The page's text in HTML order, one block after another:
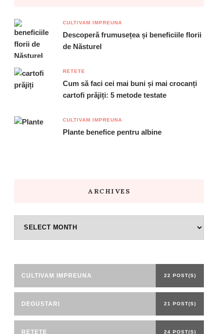
CULTIVAM IMPREUNA
Descoperă frumusețea și beneficiile florii
de Năsturel
RETETE
Cum să faci cei mai buni și mai crocanți
cartofi prăjiți: 5 metode testate
CULTIVAM IMPREUNA
Plante benefice pentru albine
ARCHIVES
CULTIVAM IMPREUNA 22 POST(S)
DEGUSTARI 21 POST(S)
RETETE 24 POST(S)